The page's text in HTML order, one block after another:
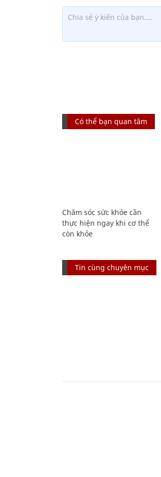
Có thể bạn quan tâm
Chăm sóc sức khỏe cần
thực hiện ngay khi cơ thể
còn khỏe
Tin cùng chuyên mục